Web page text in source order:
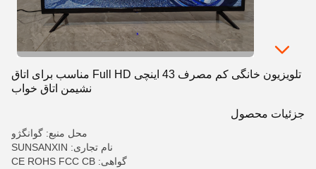
تلویزیون خانگی کم مصرف 43 اینچی Full HD مناسب برای اتاق
نشیمن اتاق خواب
جزئیات محصول
محل منبع: گوانگژو
نام تجاری: SUNSANXIN
گواهی: CE ROHS FCC CB